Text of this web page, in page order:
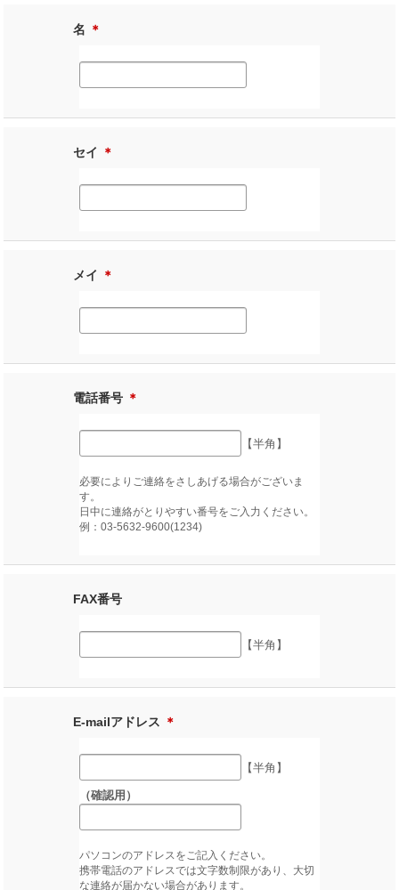
名 ＊
セイ ＊
メイ ＊
電話番号 ＊
【半角】
必要によりご連絡をさしあげる場合がございま
す。
日中に連絡がとりやすい番号をご入力ください。
例：03-5632-9600(1234)
FAX番号
【半角】
E-mailアドレス ＊
【半角】
（確認用）
パソコンのアドレスをご記入ください。
携帯電話のアドレスでは文字数制限があり、大切
な連絡が届かない場合があります。